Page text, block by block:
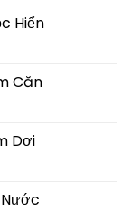
Hiển
Căn
Dơi